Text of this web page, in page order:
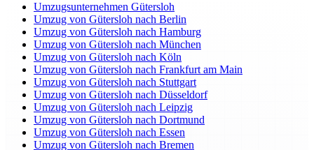
Umzugsunternehmen Gütersloh
Umzug von Gütersloh nach Berlin
Umzug von Gütersloh nach Hamburg
Umzug von Gütersloh nach München
Umzug von Gütersloh nach Köln
Umzug von Gütersloh nach Frankfurt am Main
Umzug von Gütersloh nach Stuttgart
Umzug von Gütersloh nach Düsseldorf
Umzug von Gütersloh nach Leipzig
Umzug von Gütersloh nach Dortmund
Umzug von Gütersloh nach Essen
Umzug von Gütersloh nach Bremen